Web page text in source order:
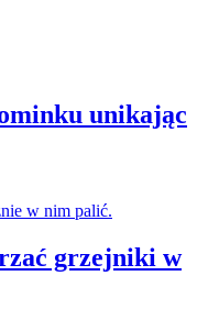
unikając
w nim palić.
grzejniki w